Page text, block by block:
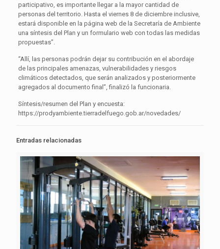
participativo, es importante llegar a la mayor cantidad de
personas del territorio. Hasta el viernes 8 de diciembre inclusive,
estará disponible en la página web de la Secretaría de Ambiente
una síntesis del Plan y un formulario web con todas las medidas
propuestas”.
“Allí, las personas podrán dejar su contribución en el abordaje
de las principales amenazas, vulnerabilidades y riesgos
climáticos detectados, que serán analizados y posteriormente
agregados al documento final”, finalizó la funcionaria.
Síntesis/resumen del Plan y encuesta:
https://prodyambiente.tierradelfuego.gob.ar/novedades/
Entradas relacionadas